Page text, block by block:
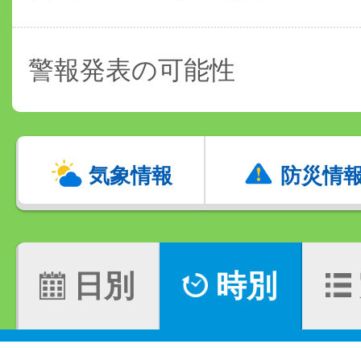
警報発表の可能性
気象情報 防災情
日別 時別